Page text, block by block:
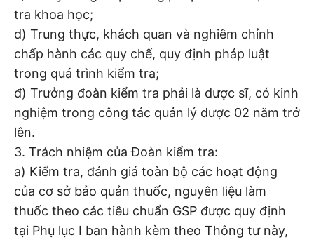
tra khoa học;
d) Trung thực, khách quan và nghiêm chỉnh
chấp hành các quy chế, quy định pháp luật
trong quá trình kiểm tra;
đ) Trưởng đoàn kiểm tra phải là dược sĩ, có kinh
nghiệm trong công tác quản lý dược 02 năm trở
lên.
3. Trách nhiệm của Đoàn kiểm tra:
a) Kiểm tra, đánh giá toàn bộ các hoạt động
của cơ sở bảo quản thuốc, nguyên liệu làm
thuốc theo các tiêu chuẩn GSP được quy định
tại Phụ lục I ban hành kèm theo Thông tư này,